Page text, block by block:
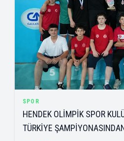
SPOR
HENDEK OLİMPİK SPOR
TÜRKİYE